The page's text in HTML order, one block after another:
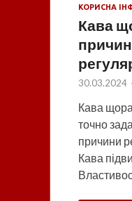
КОРИСНА
Кава
30.03.2024
Кава
точно
причини
Кава